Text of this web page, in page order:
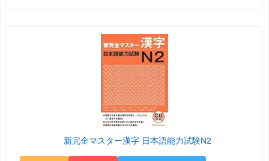
新完全マスター漢字 日本語能力試験N2